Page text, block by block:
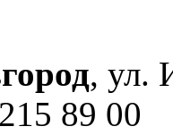
, ул.
89 00